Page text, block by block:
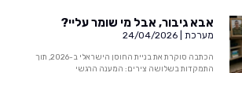
אבא גיבור, אבל מי שומר עליי?
מערכת
הכתבה סוקרת את בניית החוסן הישראלי ב-2026, תוך
התמקדות בשלושה צירים: המענה הרגשי